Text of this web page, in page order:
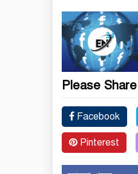
Please
Facebook
Pinterest